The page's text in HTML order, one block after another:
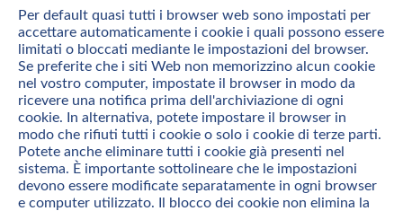
Per default quasi tutti i browser web sono impostati per
accettare automaticamente i cookie i quali possono essere
limitati o bloccati mediante le impostazioni del browser.
Se preferite che i siti Web non memorizzino alcun cookie
nel vostro computer, impostate il browser in modo da
ricevere una notifica prima dell'archiviazione di ogni
cookie. In alternativa, potete impostare il browser in
modo che rifiuti tutti i cookie o solo i cookie di terze parti.
Potete anche eliminare tutti i cookie già presenti nel
sistema. È importante sottolineare che le impostazioni
devono essere modificate separatamente in ogni browser
e computer utilizzato. Il blocco dei cookie non elimina la